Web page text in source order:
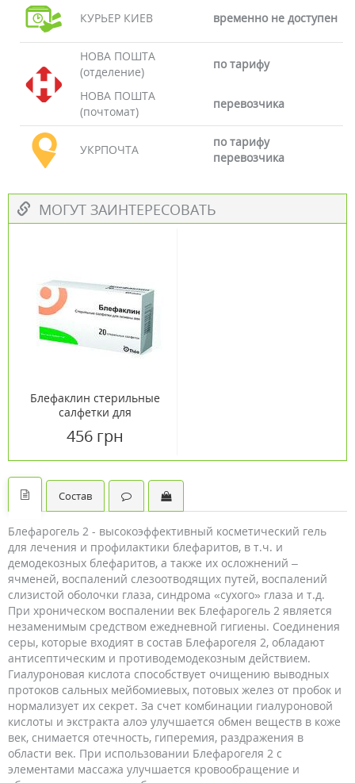
КУРЬЕР КИЕВ временно не доступен
НОВА ПОШТА
(отделение)
по тарифу
НОВА ПОШТА
(почтомат)
перевозчика
УКРПОЧТА
по тарифу
перевозчика
МОГУТ ЗАИНТЕРЕСОВАТЬ
Блефаклин стерильные
салфетки для
№20
456 грн
Состав
Блефарогель 2 - высокоэффективный косметический гель
для лечения и профилактики блефаритов, в т.ч. и
демодекозных блефаритов, а также их осложнений –
ячменей, воспалений слезоотводящих путей, воспалений
слизистой оболочки глаза, синдрома «сухого» глаза и т.д.
При хроническом воспалении век Блефарогель 2 является
незаменимым средством ежедневной гигиены. Соединения
серы, которые входият в состав Блефарогеля 2, обладают
антисептическим и противодемодекозным действием.
Гиалуроновая кислота способствует очищению выводных
протоков сальных мейбомиевых, потовых желез от пробок и
нормализует их секрет. За счет комбинации гиалуроновой
кислоты и экстракта алоэ улучшается обмен веществ в коже
век, снимается отечность, гиперемия, раздражения в
области век. При использовании Блефарогеля 2 с
элементами массажа улучшается кровообращение и